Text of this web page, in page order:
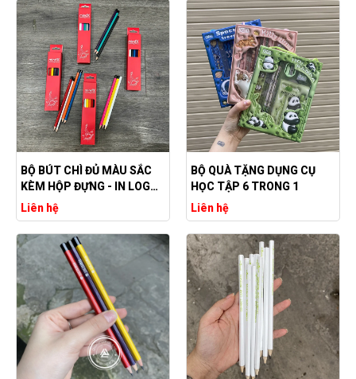
BỘ BÚT CHÌ ĐỦ MÀU SẮC
KÈM HỘP ĐỰNG - IN LOGO
THEO YÊU CẦU
Liên hệ
BỘ QUÀ TẶNG DỤNG CỤ
HỌC TẬP 6 TRONG 1
Liên hệ